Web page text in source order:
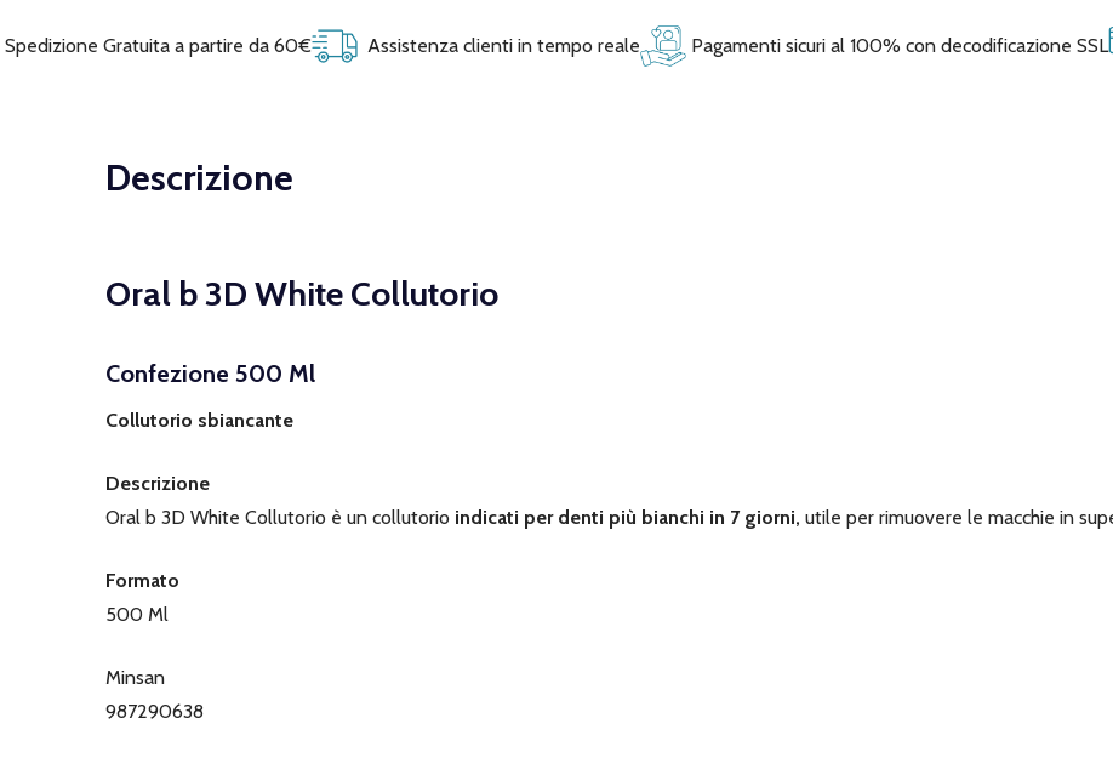
Spedizione Gratuita a partire da 60€ Assistenza clienti in tempo reale Pagamenti sicuri al 100% con decodificazione SSL
Descrizione
Oral b 3D White Collutorio
Confezione 500 Ml
Collutorio sbiancante
Descrizione
Oral b 3D White Collutorio è un collutorio indicati per denti più bianchi in 7 giorni, utile per rimuovere le macchie in
Formato
500 Ml
Minsan
987290638